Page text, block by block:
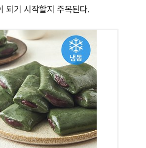
되기 시작할지 주목된다.